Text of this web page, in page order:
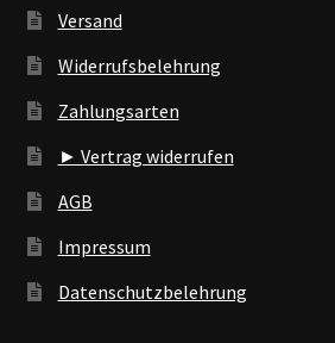
Versand
Widerrufsbelehrung
Zahlungsarten
► Vertrag widerrufen
AGB
Impressum
Datenschutzbelehrung